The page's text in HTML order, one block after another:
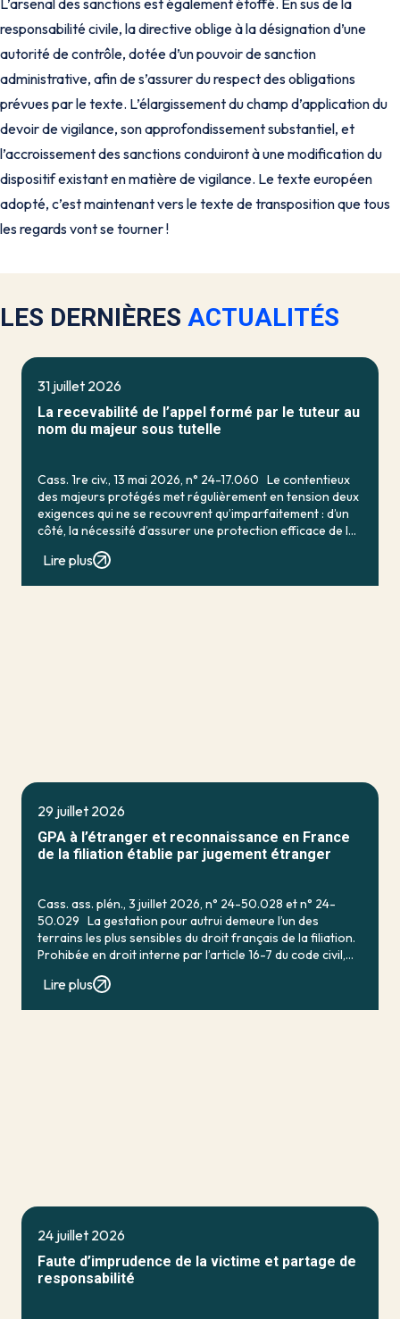
L’arsenal des sanctions est également étoffé. En sus de la
responsabilité civile, la directive oblige à la désignation d’une
autorité de contrôle, dotée d’un pouvoir de sanction
administrative, afin de s’assurer du respect des obligations
prévues par le texte. L’élargissement du champ d’application du
devoir de vigilance, son approfondissement substantiel, et
l’accroissement des sanctions conduiront à une modification du
dispositif existant en matière de vigilance. Le texte européen
adopté, c’est maintenant vers le texte de transposition que tous
les regards vont se tourner !
LES DERNIÈRES ACTUALITÉS
31 juillet 2026
La recevabilité de l’appel formé par le tuteur au
nom du majeur sous tutelle
Cass. 1re civ., 13 mai 2026, n° 24-17.060 Le contentieux
des majeurs protégés met régulièrement en tension deux
exigences qui ne se recouvrent qu’imparfaitement : d’un
côté, la nécessité d’assurer une protection efficace de la
Lire plus
29 juillet 2026
GPA à l’étranger et reconnaissance en France
de la filiation établie par jugement étranger
Cass. ass. plén., 3 juillet 2026, n° 24-50.028 et n° 24-
50.029 La gestation pour autrui demeure l’un des
terrains les plus sensibles du droit français de la filiation.
Prohibée en droit interne par l’article 16-7 du code civil,
Lire plus
24 juillet 2026
Faute d’imprudence de la victime et partage de
responsabilité